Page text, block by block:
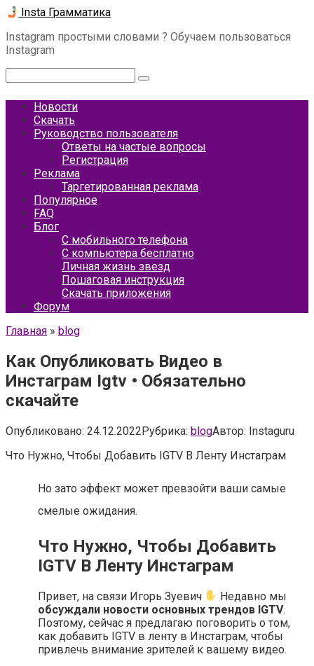
Перейти
контенту
Insta Грамматика
Instagram простыми словами ? Обучаем пользоваться
Instagram
Новости
Скачать
Руководство пользователя
Ответы на частые вопросы
Регистрация
Реклама
Таргетированная реклама
Популярное
FAQ
Блог
С мобильного телефона
С компьютера бесплатно
Личная жизнь звезд
Пошаговая инструкция
Скачать приложения
Форум
Главная » blog
Как Опубликовать Видео в
Инстаграм Igtv • Обязательно
скачайте
Опубликовано: 24.12.2022Рубрика: blogАвтор: Instaguru
Что Нужно, Чтобы Добавить IGTV В Ленту Инстаграм
Но зато эффект может превзойти ваши самые
смелые ожидания.
Что Нужно, Чтобы Добавить
IGTV В Ленту Инстаграм
Привет, на связи Игорь Зуевич
Недавно мы
обсуждали новости основных трендов IGTV.
Поэтому, сейчас я предлагаю поговорить о том,
как добавить IGTV в ленту в Инстаграм, чтобы
привлечь внимание зрителей к вашему видео.